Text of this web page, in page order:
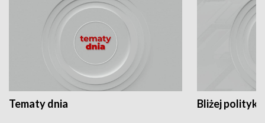
Tematy dnia Bliżej polityki